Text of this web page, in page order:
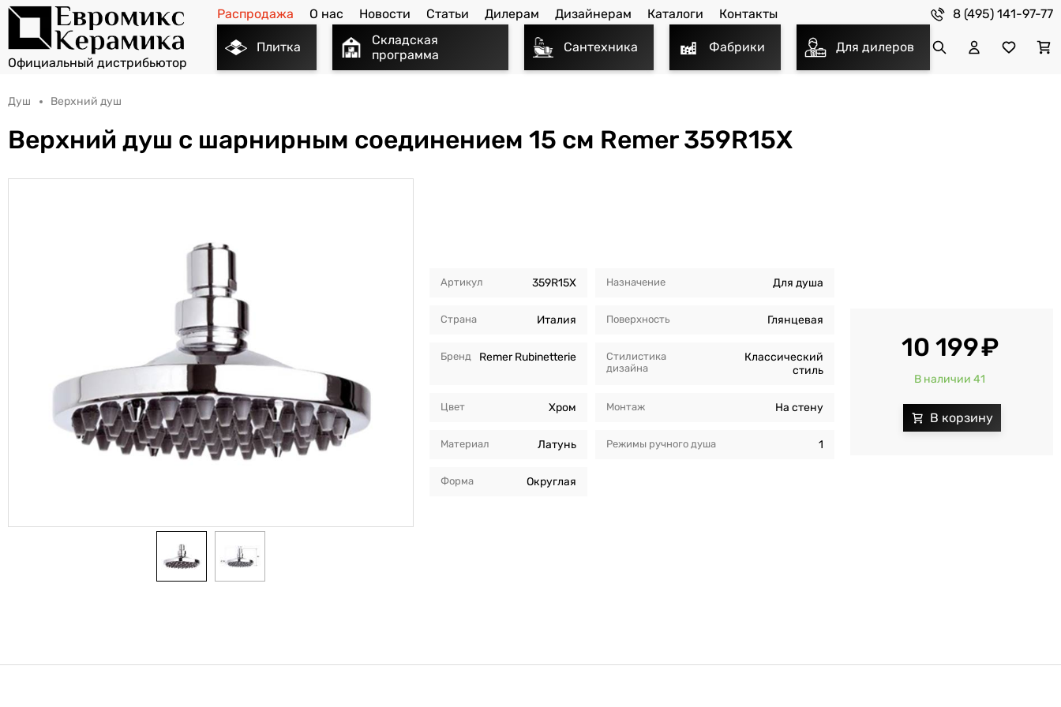
Распродажа О нас Новости Статьи Дилерам Дизайнерам Каталоги Контакты 8 (495) 141-97-77
Плитка
Складская
программа
Сантехника Фабрики Для дилеров
Душ Верхний душ
Верхний душ с шарнирным соединением 15 см Remer 359R15X
Артикул 359R15X
Страна Италия
Бренд Remer Rubinetterie
Цвет Хром
Материал Латунь
Форма Округлая
Назначение Для душа
Поверхность Глянцевая
Стилистика
дизайна
Классический
стиль
Монтаж На стену
Режимы ручного душа 1
10 199
В наличии 41